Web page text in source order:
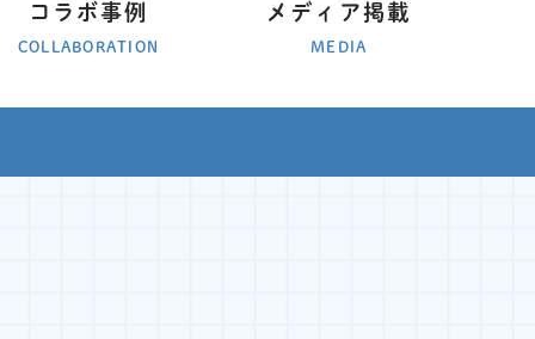
コラボ事例
COLLABORATION
メディア掲載
MEDIA